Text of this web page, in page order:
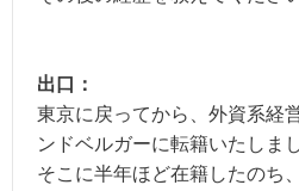
出口：
東京に戻ってから、外資系経
ンドベルガーに転籍いたしまし
そこに半年ほど在籍したのち